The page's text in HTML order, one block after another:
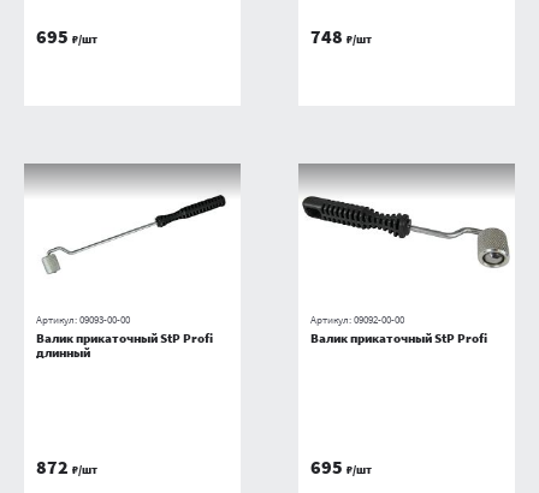
695 ₽/шт 748 ₽/шт
Артикул:09093-00-00
Валик прикаточный StP Profi
длинный
872 ₽/шт
Артикул:09092-00-00
Валик прикаточный StP Profi
695 ₽/шт